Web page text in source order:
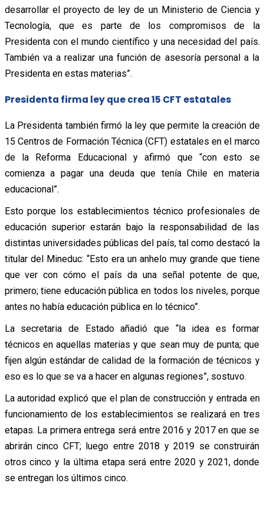
desarrollar el proyecto de ley de un Ministerio de Ciencia y
Tecnología, que es parte de los compromisos de la
Presidenta con el mundo científico y una necesidad del país.
También va a realizar una función de asesoría personal a la
Presidenta en estas materias”.
Presidenta firma ley que crea 15 CFT estatales
La Presidenta también firmó la ley que permite la creación de
15 Centros de Formación Técnica (CFT) estatales en el marco
de la Reforma Educacional y afirmó que “con esto se
comienza a pagar una deuda que tenía Chile en materia
educacional”.
Esto porque los establecimientos técnico profesionales de
educación superior estarán bajo la responsabilidad de las
distintas universidades públicas del país, tal como destacó la
titular del Mineduc: “Esto era un anhelo muy grande que tiene
que ver con cómo el país da una señal potente de que,
primero; tiene educación pública en todos los niveles, porque
antes no había educación pública en lo técnico”.
La secretaria de Estado añadió que “la idea es formar
técnicos en aquellas materias y que sean muy de punta; que
fijen algún estándar de calidad de la formación de técnicos y
eso es lo que se va a hacer en algunas regiones”, sostuvo.
La autoridad explicó que el plan de construcción y entrada en
funcionamiento de los establecimientos se realizará en tres
etapas. La primera entrega será entre 2016 y 2017 en que se
abrirán cinco CFT; luego entre 2018 y 2019 se construirán
otros cinco y la última etapa será entre 2020 y 2021, donde
se entregan los últimos cinco.